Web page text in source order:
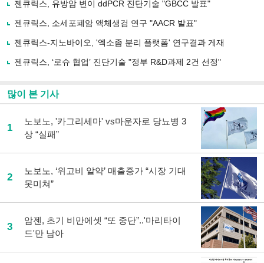
유
기
젠큐릭스, 유방암 변이 ddPCR 진단기술 "GBCC 발표"
젠큐릭스, 소세포폐암 액체생검 연구 "AACR 발표"
젠큐릭스-지노바이오, '엑소좀 분리 플랫폼' 연구결과 게재
젠큐릭스, ‘로슈 협업’ 진단기술 "정부 R&D과제 2건 선정"
많이 본 기사
1
노보노, '카그리세마' vs마운자로 당뇨병 3
상 “실패”
2
노보노, ‘위고비 알약’ 매출증가 “시장 기대
못미쳐”
3
암젠, 초기 비만에셋 “또 중단”..'마리타이
드'만 남아